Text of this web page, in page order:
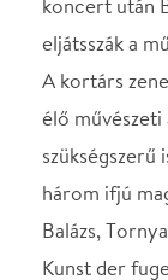
Pusker Júlia
Hámori Máté
A
Eckhardt Gábor
ugyanakkor
Műsor:
Ives: Central